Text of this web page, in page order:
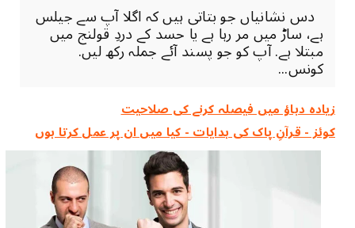
دس نشانیاں جو بتاتی ہیں کہ اگلا آپ سے جیلس
ہے، ساڑ میں مر رہا ہے یا حسد کے دردِ قولنج میں
مبتلا ہے. آپ کو جو پسند آئے جملہ رکھ لیں.
کونس...
زیادہ دباؤ میں فیصلہ کرنے کی صلاحیت
کوئز - قرآنِ پاک کی ہدایات - کیا میں ان پر عمل کرتا ہوں